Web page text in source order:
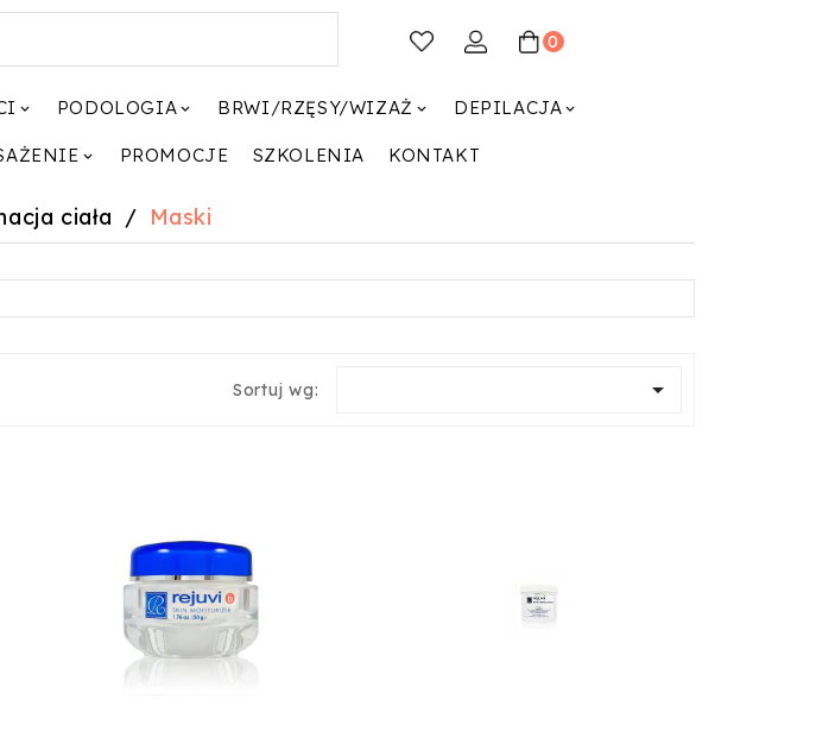
0
 PODOLOGIA  BRWI/RZĘSY/WIZAŻ  DEPILACJA 
 PROMOCJE SZKOLENIA KONTAKT
ciała Maski
Sortuj wg: 